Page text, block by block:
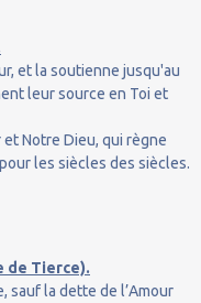
et la soutienne jusqu'au
leur source en Toi et
Notre Dieu, qui règne
les siècles des siècles.
de Tierce).
sauf la dette de l’Amour